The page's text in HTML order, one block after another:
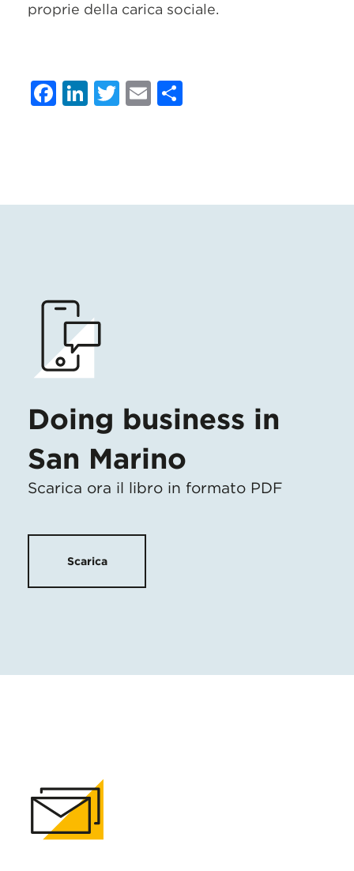
proprie della carica sociale.
Facebook
LinkedIn
Twitter
Email
Doing business in
San Marino
Scarica ora il libro in formato PDF
Scarica